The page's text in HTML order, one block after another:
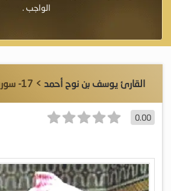
الواجب .
القارئ يوسف بن نوح أحمد > 17- سورة الإسراء
0.00